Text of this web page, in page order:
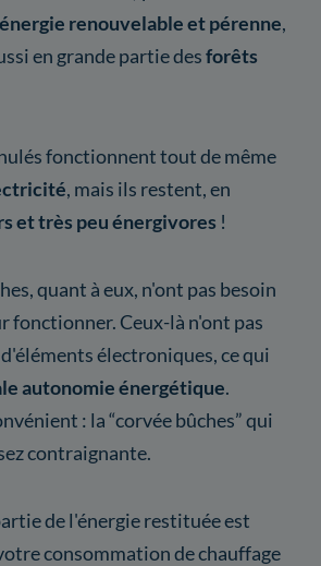
énergie renouvelable et pérenne,
en grande partie desforêts
fonctionnent tout de même
, mais ils restent, en
et très peu énergivores !
quant à eux, n'ont pas besoin
fonctionner. Ceux-là n'ont pas
électroniques, ce qui
autonomie énergétique.
: la “corvée bûches” qui
contraignante.
de l'énergie restituée est
consommation de chauffage